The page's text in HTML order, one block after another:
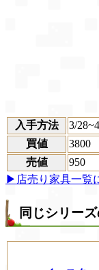
入手方法
3/
買値
3800
売値
950
▶店売り家具一覧
同じシリー